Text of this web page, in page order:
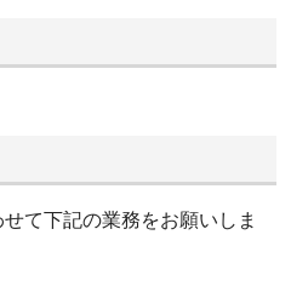
て下記の業務をお願いしま